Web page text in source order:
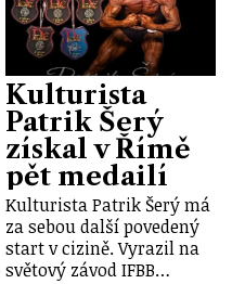
Kulturista
Patrik Šerý
získal v Římě
pět medailí
Kulturista Patrik Šerý má
za sebou další povedený
start v cizině. Vyrazil na
světový závod IFBB…